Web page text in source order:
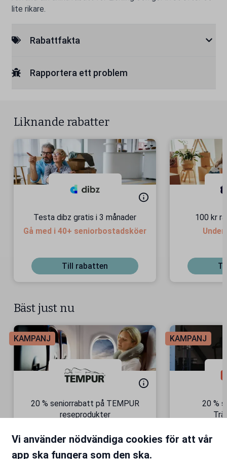
lite rikare.
Rabattfakta
Rapportera ett problem
Liknande rabatter
Testa dibz gratis i 3 månader
Gå med i 40+ seniorbostadsköer
Till rabatten
100 kr
Bäst just nu
KAMPANJ
20 % seniorrabatt på TEMPUR
reseprodukter
är!
Till rabatten
KAMPANJ
20 %
Vi använder nödvändiga cookies för att vår
app ska fungera som den ska.